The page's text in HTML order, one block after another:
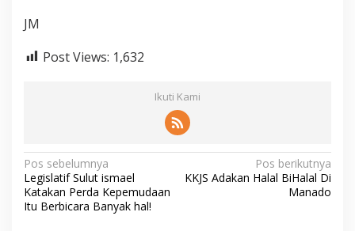
JM
Post Views: 1,632
Ikuti Kami
Navigasi
pos
Pos sebelumnya
Legislatif Sulut ismael
Katakan Perda Kepemudaan
Itu Berbicara Banyak hal!
Pos berikutnya
KKJS Adakan Halal BiHalal Di
Manado